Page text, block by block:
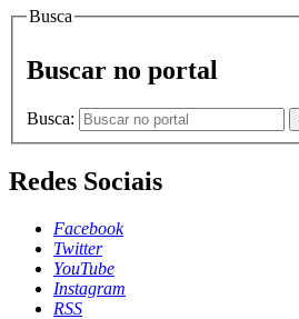
Busca
Buscar no portal
Busca:
Redes Sociais
Facebook
Twitter
YouTube
Instagram
RSS